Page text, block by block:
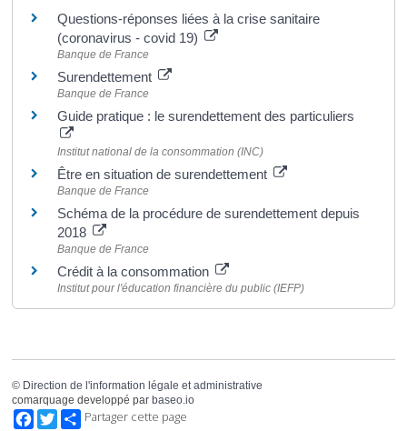
Questions-réponses liées à la crise sanitaire
(coronavirus - covid 19)
Banque de France
Surendettement
Banque de France
Guide pratique : le surendettement des particuliers
Institut national de la consommation (INC)
Être en situation de surendettement
Banque de France
Schéma de la procédure de surendettement depuis
2018
Banque de France
Crédit à la consommation
Institut pour l'éducation financière du public (IEFP)
© Direction de l'information légale et administrative
comarquage developpé par baseo.io
Facebook
TwitterPartager cette page